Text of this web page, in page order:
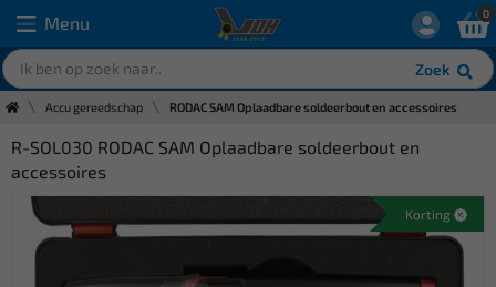
Menu
Zoek
0
Accu gereedschap RODAC SAM Oplaadbare soldeerbout en accessoires
R-SOL030 RODAC SAM Oplaadbare soldeerbout en
accessoires
Korting